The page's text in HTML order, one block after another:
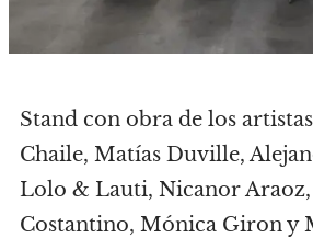
Stand con obra de los
Chaile, Matías Duville,
Lolo & Lauti, Nicanor
Costantino, Mónica Giron y